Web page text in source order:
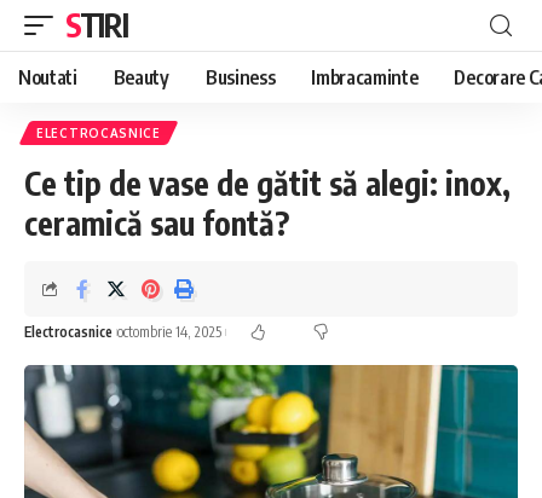
STIRI
Noutati Beauty Business Imbracaminte Decorare
ELECTROCASNICE
Ce tip de vase de gătit să alegi: inox,
ceramică sau fontă?
Electrocasnice octombrie 14, 2025